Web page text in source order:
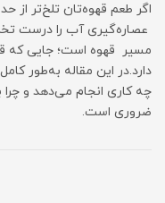
اگر طعم قهوه‌تان تلخ‌تر از
عصاره‌گیری آب را درست
مسیر قهوه است؛ جایی
دارد.در این مقاله
چه کاری انجام می‌دهد و
ضروری است.